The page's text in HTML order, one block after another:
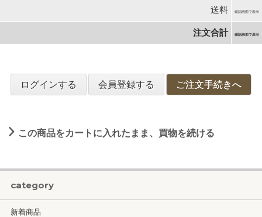
送料 確認画面で表示
注文合計 確認画面で表示
ログインする 会員登録する ご注文手続きへ
この商品をカートに入れたまま、買物を続ける
category
新着商品